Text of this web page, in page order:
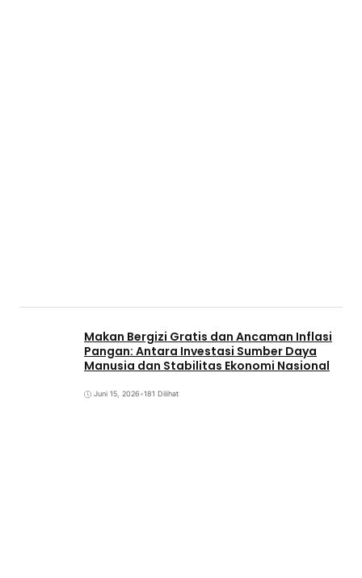
Makan Bergizi Gratis dan Ancaman Inflasi
Pangan: Antara Investasi Sumber Daya
Manusia dan Stabilitas Ekonomi Nasional
Juni 15, 2026•181 Dilihat